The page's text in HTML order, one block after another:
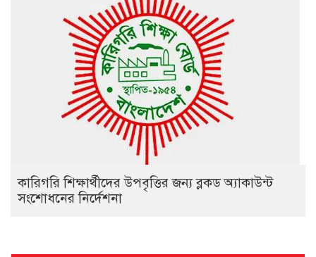
কারিগরি শিক্ষার্থীদের উপবৃত্তির জন্য ব্লকড অ্যাকাউন্ট
সংশোধনের নির্দেশনা